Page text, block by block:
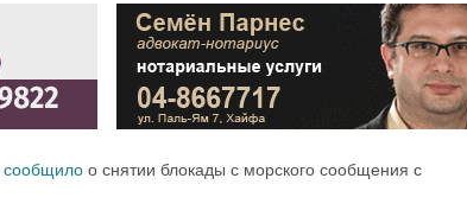
сообщило о снятии блокады с морского сообщения с